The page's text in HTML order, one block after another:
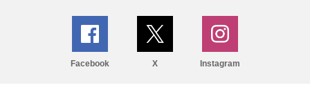
Facebook X Instagram